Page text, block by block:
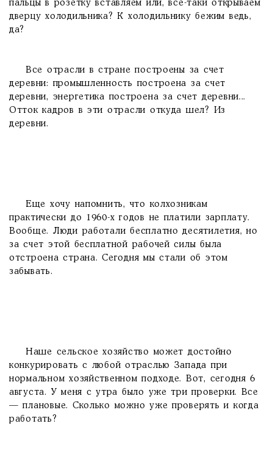
пальцы в розетку вставляем или, все-таки открываем
дверцу холодильника? К холодильнику бежим ведь,
да?
Все отрасли в стране построены за счет
деревни: промышленность построена за счет
деревни, энергетика построена за счет деревни...
Отток кадров в эти отрасли откуда шел? Из
деревни.
Еще хочу напомнить, что колхозникам
практически до 1960-х годов не платили зарплату.
Вообще. Люди работали бесплатно десятилетия, но
за счет этой бесплатной рабочей силы была
отстроена страна. Сегодня мы стали об этом
забывать.
Наше сельское хозяйство может достойно
конкурировать с любой отраслью Запада при
нормальном хозяйственном подходе. Вот, сегодня 6
августа. У меня с утра было уже три проверки. Все
— плановые. Сколько можно уже проверять и когда
работать?